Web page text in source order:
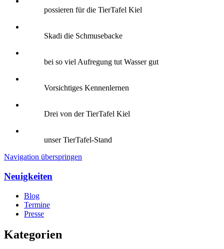
possieren für die TierTafel Kiel
Skadi die Schmusebacke
bei so viel Aufregung tut Wasser gut
Vorsichtiges Kennenlernen
Drei von der TierTafel Kiel
unser TierTafel-Stand
Navigation überspringen
Neuigkeiten
Blog
Termine
Presse
Kategorien